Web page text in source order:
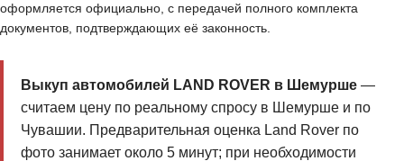
оформляется официально, с передачей полного комплекта
документов, подтверждающих её законность.
Выкуп автомобилей LAND ROVER в Шемурше—
считаем цену по реальному спросу в Шемурше и по
Чувашии. Предварительная оценка Land Rover по
фото занимает около 5 минут; при необходимости